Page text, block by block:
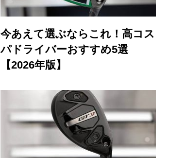
今あえて選ぶならこれ！高コス
パドライバーおすすめ5選
【2026年版】